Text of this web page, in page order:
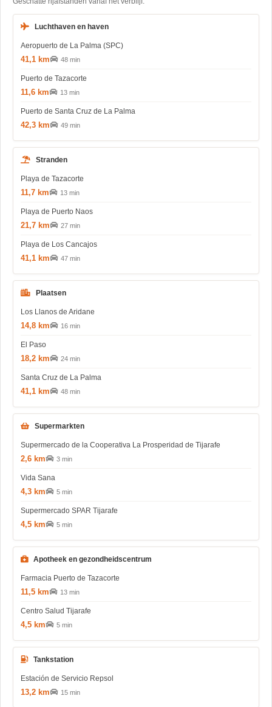
Luchthaven en haven
Aeropuerto de La Palma (SPC)
41,1 km 48 min
Puerto de Tazacorte
11,6 km 13 min
Puerto de Santa Cruz de La Palma
42,3 km 49 min
Stranden
Playa de Tazacorte
11,7 km 13 min
Playa de Puerto Naos
21,7 km 27 min
Playa de Los Cancajos
41,1 km 47 min
Plaatsen
Los Llanos de Aridane
14,8 km 16 min
El Paso
18,2 km 24 min
Santa Cruz de La Palma
41,1 km 48 min
Supermarkten
Supermercado de la Cooperativa La Prosperidad de Tijarafe
2,6 km 3 min
Vida Sana
4,3 km 5 min
Supermercado SPAR Tijarafe
4,5 km 5 min
Apotheek en gezondheidscentrum
Farmacia Puerto de Tazacorte
11,5 km 13 min
Centro Salud Tijarafe
4,5 km 5 min
Tankstation
Estación de Servicio Repsol
13,2 km 15 min